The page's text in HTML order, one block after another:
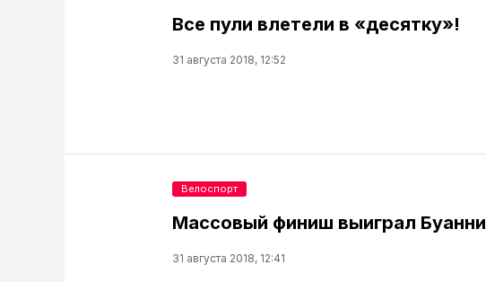
Все пули влетели в «десятку»!
31 августа 2018, 12:52
Массовый финиш выиграл Буанни
31 августа 2018, 12:41
Велоспорт